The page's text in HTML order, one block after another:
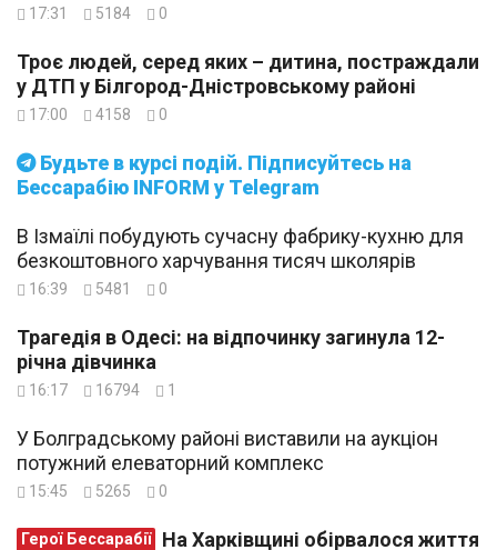
Будьте в курсі подій. Підписуйтесь на
Бессарабію INFORM у Telegram
17:31 5184 0
Троє людей, серед яких – дитина, постраждали
у ДТП у Білгород-Дністровському районі
17:00 4158 0
В Ізмаїлі побудують сучасну фабрику-кухню для
безкоштовного харчування тисяч школярів
16:39 5481 0
Трагедія в Одесі: на відпочинку загинула 12-
річна дівчинка
16:17 16794 1
У Болградському районі виставили на аукціон
потужний елеваторний комплекс
15:45 5265 0
Герої Бессарабії